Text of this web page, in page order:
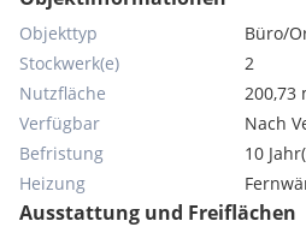
Objekttyp
Büro/
Stockwerk(e)
2
Nutzfläche
200,73
Verfügbar
Nach
Befristung
10
Heizung
Ausstattung und Freiflächen